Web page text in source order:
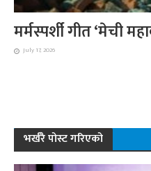
मर्मस्पर्शी गीत ‘मेची
July 17, 2026
भर्खरै पोस्ट गरिएको